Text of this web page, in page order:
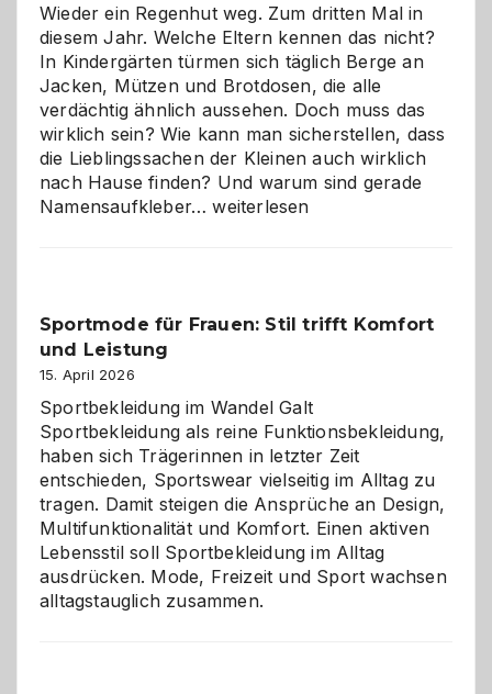
Wahl?
Wieder ein Regenhut weg. Zum dritten Mal in
diesem Jahr. Welche Eltern kennen das nicht?
In Kindergärten türmen sich täglich Berge an
Jacken, Mützen und Brotdosen, die alle
verdächtig ähnlich aussehen. Doch muss das
wirklich sein? Wie kann man sicherstellen, dass
die Lieblingssachen der Kleinen auch wirklich
nach Hause finden? Und warum sind gerade
Namensaufkleber…Namensaufkleber
gegen
Chaos
weiterlesen
Sportmode für Frauen: Stil trifft Komfort
und Leistung
15. April 2026
Sportbekleidung im Wandel Galt
Sportbekleidung als reine Funktionsbekleidung,
haben sich Trägerinnen in letzter Zeit
entschieden, Sportswear vielseitig im Alltag zu
tragen. Damit steigen die Ansprüche an Design,
Multifunktionalität und Komfort. Einen aktiven
Lebensstil soll Sportbekleidung im Alltag
ausdrücken. Mode, Freizeit und Sport wachsen
alltagstauglich zusammen.